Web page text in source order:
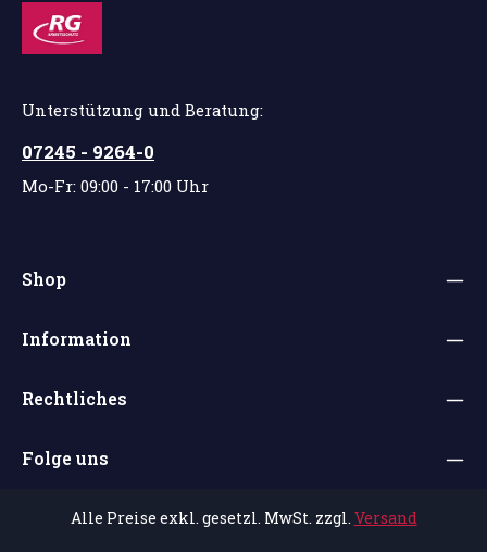
Unterstützung und Beratung:
07245 - 9264-0
Mo-Fr: 09:00 - 17:00 Uhr
Shop
Information
Rechtliches
Folge uns
Alle Preise exkl. gesetzl. MwSt. zzgl. Versand